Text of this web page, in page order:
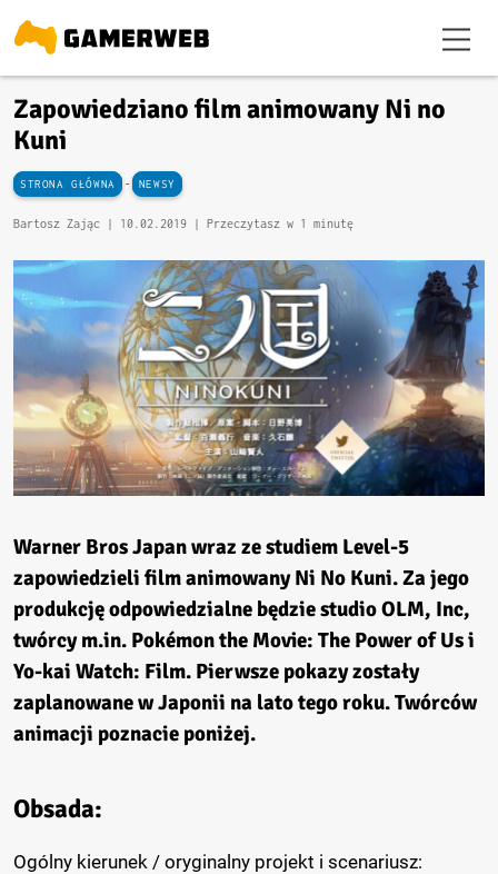
Zapowiedziano film animowany Ni no
Kuni
STRONA GŁÓWNA - NEWSY
Bartosz Zając | 10.02.2019 | Przeczytasz w 1 minutę
Warner Bros Japan wraz ze studiem Level-5
zapowiedzieli film animowany Ni No Kuni. Za jego
produkcję odpowiedzialne będzie studio OLM, Inc,
twórcy m.in. Pokémon the Movie: The Power of Us i
Yo-kai Watch: Film. Pierwsze pokazy zostały
zaplanowane w Japonii na lato tego roku. Twórców
animacji poznacie poniżej.
Obsada:
Ogólny kierunek / oryginalny projekt i scenariusz: